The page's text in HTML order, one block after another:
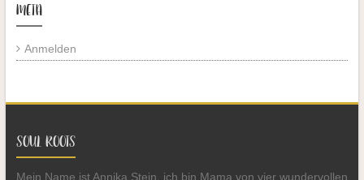
META
Anmelden
SOUL ROOTS
Mein Name ist Annika Stein, ich bin Mama von vier wundervollen